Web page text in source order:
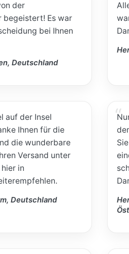
der
begeistert! Es war
bei Ihnen
Deutschland
auf der Insel
Ihnen für die
die wunderbare
Versand unter
in
Deutschland